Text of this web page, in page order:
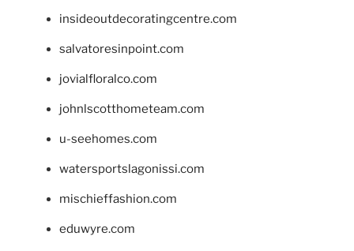
insideoutdecoratingcentre.com
salvatoresinpoint.com
jovialfloralco.com
johnlscotthometeam.com
u-seehomes.com
watersportslagonissi.com
mischieffashion.com
eduwyre.com